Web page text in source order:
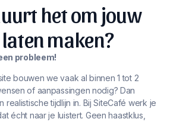
het om jouw
maken?
probleem!
bouwen we vaak al binnen 1 tot 2
of aanpassingen nodig? Dan
realistische tijdlijn in. Bij SiteCafé werk je
écht naar je luistert. Geen haastklus,